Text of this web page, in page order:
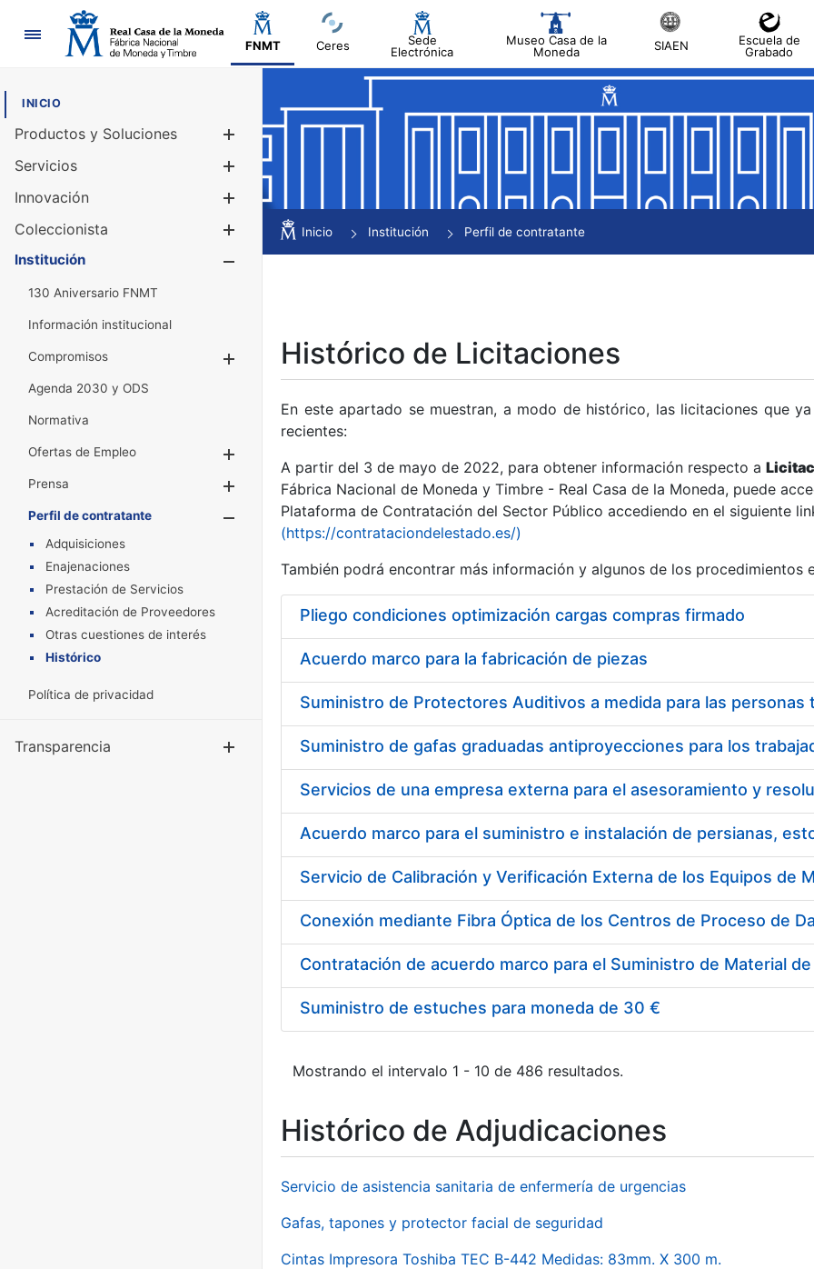
Navegación
FNMT Ceres
Sede
Electrónica
Museo Casa de la
Moneda
SIAEN
Escuela de
Grabado
INICIO
Productos y Soluciones
Mostrar/Ocultar
Servicios
Innovación
Coleccionista
Mostrar/Ocultar
Institución
130 Aniversario FNMT
Información institucional
Compromisos
Mostrar/Ocultar
Agenda 2030 y ODS
Normativa
Ofertas de Empleo
Prensa
Mostrar/Ocultar
Perfil de contratante
Mostrar/Ocultar
Adquisiciones
Enajenaciones
Prestación de Servicios
Acreditación de Proveedores
Otras cuestiones de interés
Histórico
Política de privacidad
Transparencia Mostrar/Ocultar
Inicio Institución Perfil de contratante
Histórico de Licitaciones
En este apartado se muestran, a modo de histórico, las licitaciones que
recientes:
A partir del 3 de mayo de 2022, para obtener información respecto a
Fábrica Nacional de Moneda y Timbre - Real Casa de la Moneda, puede
Plataforma de Contratación del Sector Público accediendo en el siguiente
(https://contrataciondelestado.es/)
También podrá encontrar más información y algunos de los procedimientos
Pliego condiciones optimización cargas compras firmado
Acuerdo marco para la fabricación de piezas
Acuerdo marco para el suministro e instalación de persianas,
Suministro de estuches para moneda de 30 €
Mostrando el intervalo 1 - 10 de 486 resultados.
Histórico de Adjudicaciones
Servicio de asistencia sanitaria de enfermería de urgencias
Gafas, tapones y protector facial de seguridad
Cintas Impresora Toshiba TEC B-442 Medidas: 83mm. X 300 m.